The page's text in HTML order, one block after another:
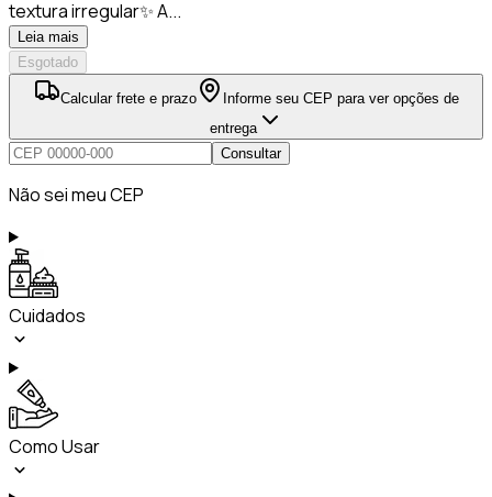
textura irregular✨ A...
Leia mais
Esgotado
Calcular frete e prazo
Informe seu CEP para ver opções de
entrega
Consultar
Não sei meu CEP
Cuidados
Como Usar